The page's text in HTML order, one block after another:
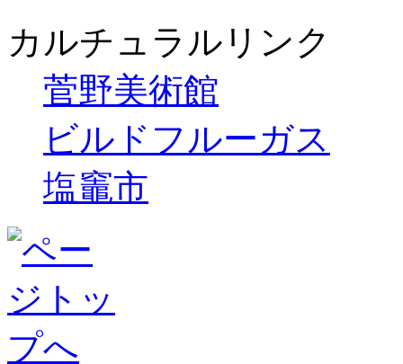
カルチュラルリンク
菅野美術館
ビルドフルーガス
塩竈市